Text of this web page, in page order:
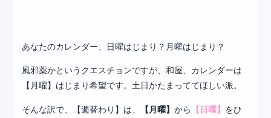
あなたのカレンダー、日曜はじまり？月曜はじまり？
風邪薬かというクエスチョンですが、和屋、カレンダーは
【月曜】はじまり希望です。土日かたまっててほしい派。
そんな訳で、【週替わり】は、 【月曜】から 【日曜】 をひ